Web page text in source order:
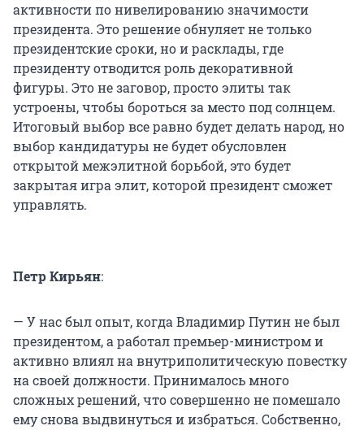
активности по нивелированию значимости
президента. Это решение обнуляет не только
президентские сроки, но и расклады, где
президенту отводится роль декоративной
фигуры. Это не заговор, просто элиты так
устроены, чтобы бороться за место под солнцем.
Итоговый выбор все равно будет делать народ, но
выбор кандидатуры не будет обусловлен
открытой межэлитной борьбой, это будет
закрытая игра элит, которой президент сможет
управлять.
Петр Кирьян:
— У нас был опыт, когда Владимир Путин не был
президентом, а работал премьер-министром и
активно влиял на внутриполитическую повестку
на своей должности. Принималось много
сложных решений, что совершенно не помешало
ему снова выдвинуться и избраться. Собственно,